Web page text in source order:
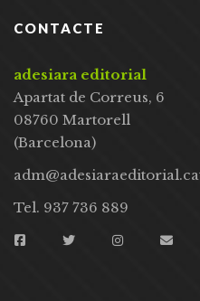
CONTACTE
adesiara editorial
Apartat de Correus, 6
08760 Martorell
(Barcelona)
Tel. 937 736 889